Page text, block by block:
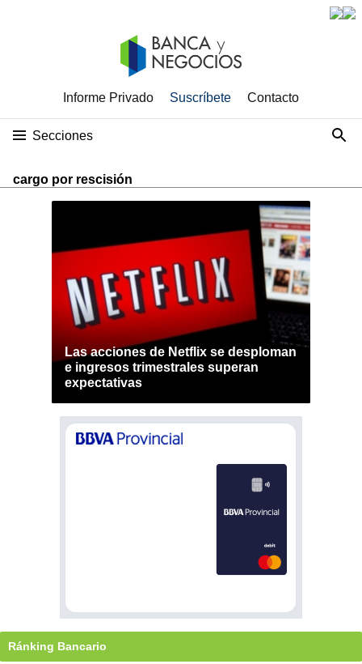
Informe Privado Suscríbete Contacto
Secciones
cargo por rescisión
Las acciones de Netflix se desploman
e ingresos trimestrales superan
expectativas
Ránking Bancario